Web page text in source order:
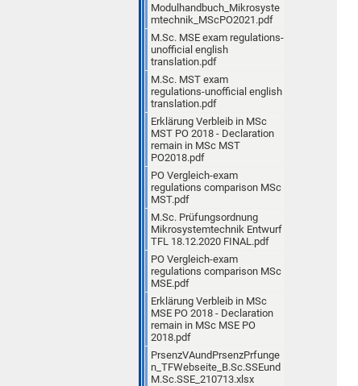
Modulhandbuch_Mikrosyste
mtechnik_MScPO2021.pdf
M.Sc. MSE exam regulations-
unofficial english
translation.pdf
M.Sc. MST exam
regulations-unofficial english
translation.pdf
Erklärung Verbleib in MSc
MST PO 2018 - Declaration
remain in MSc MST
PO2018.pdf
PO Vergleich-exam
regulations comparison MSc
MST.pdf
M.Sc. Prüfungsordnung
Mikrosystemtechnik Entwurf
TFL 18.12.2020 FINAL.pdf
PO Vergleich-exam
regulations comparison MSc
MSE.pdf
Erklärung Verbleib in MSc
MSE PO 2018 - Declaration
remain in MSc MSE PO
2018.pdf
PrsenzVAundPrsenzPrfunge
n_TFWebseite_B.Sc.SSEund
M.Sc.SSE_210713.xlsx